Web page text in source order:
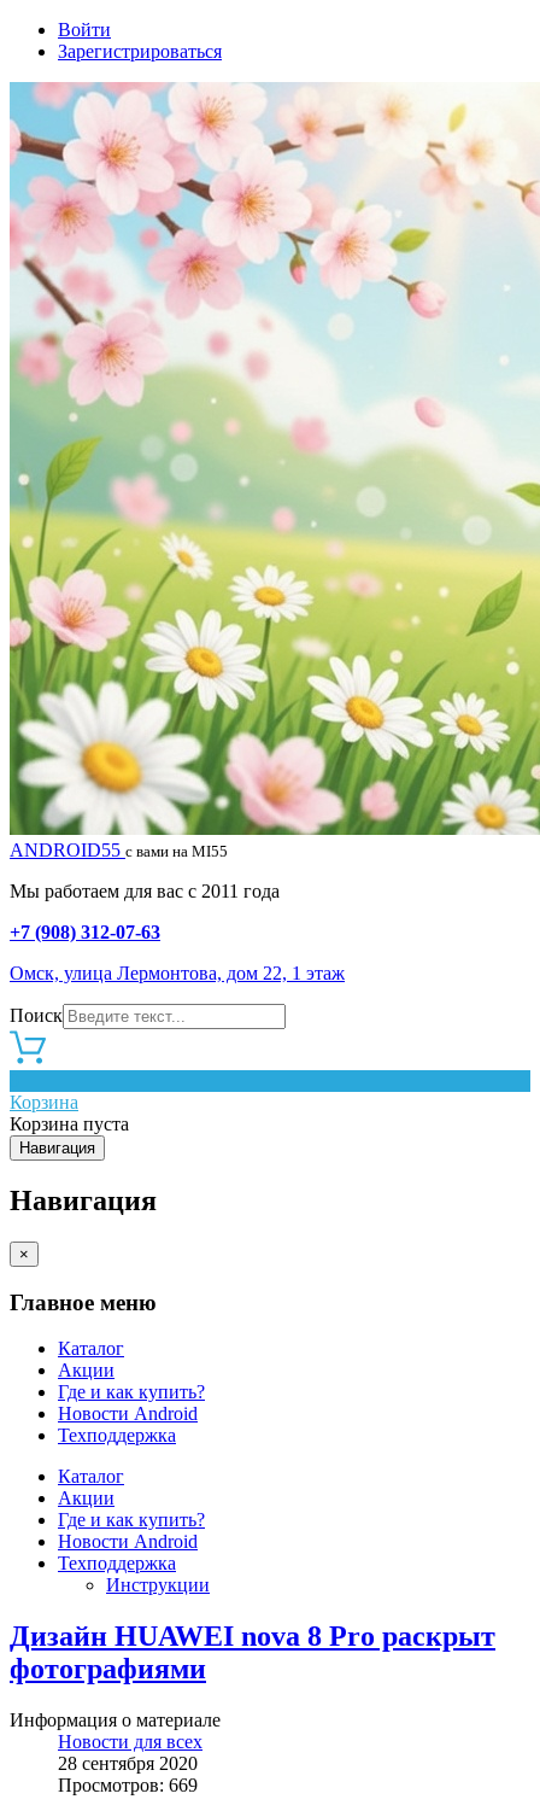
Войти
Зарегистрироваться
ANDROID55 с вами на MI55
Мы работаем для вас с 2011 года
+7 (908) 312-07-63
Омск, улица Лермонтова, дом 22, 1 этаж
Поиск
Корзина
Корзина пуста
Навигация
Навигация
×
Главное меню
Каталог
Акции
Где и как купить?
Новости Android
Техподдержка
Каталог
Акции
Где и как купить?
Новости Android
Техподдержка
Инструкции
Дизайн HUAWEI nova 8 Pro раскрыт
фотографиями
Информация о материале
Новости для всех
28 сентября 2020
Просмотров: 669